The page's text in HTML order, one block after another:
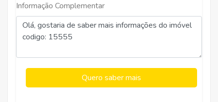
Informação Complementar
Quero saber mais